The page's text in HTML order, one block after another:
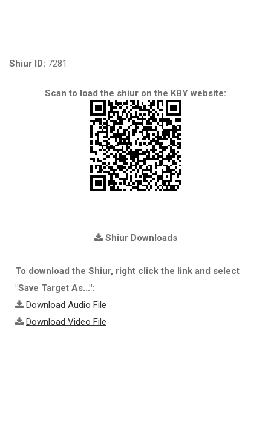
Shiur ID: 7281
Scan to load the shiur on the KBY website:
Shiur Downloads
To download the Shiur, right click the link and select
"Save Target As...":
Download Audio File
Download Video File